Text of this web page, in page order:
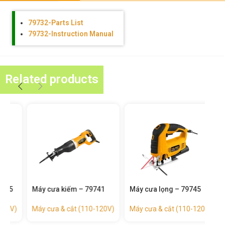
79732-Parts List
79732-Instruction Manual
Related products
Máy cưa kiếm – 79741
Máy cưa & cắt (110-120V)
Máy cưa lọng – 79745
Máy cưa & cắt (110-120V)